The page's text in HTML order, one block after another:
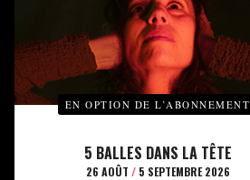
EN OPTION DE L’ABONNEMENT
5 BALLES DANS LA TÊTE
26 AOÛT /5 SEPTEMBRE 2026